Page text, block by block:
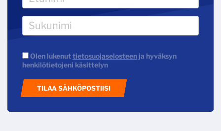
Olen lukenuttietosuojaselosteen ja hyväksyn
henkilötietojeni käsittelyn
TILAA SÄHKÖPOSTIISI